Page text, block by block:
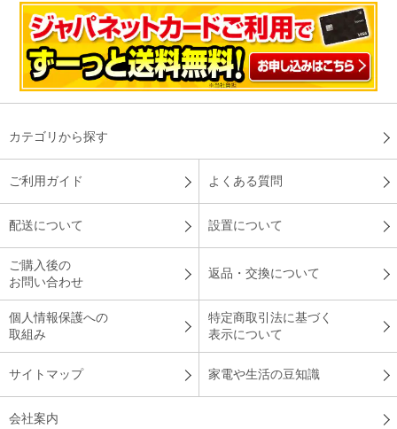
カテゴリから探す
ご利用ガイド よくある質問
配送について 設置について
ご購入後の
お問い合わせ
返品・交換について
個人情報保護への
取組み
特定商取引法に基づく
表示について
サイトマップ 家電や生活の豆知識
会社案内